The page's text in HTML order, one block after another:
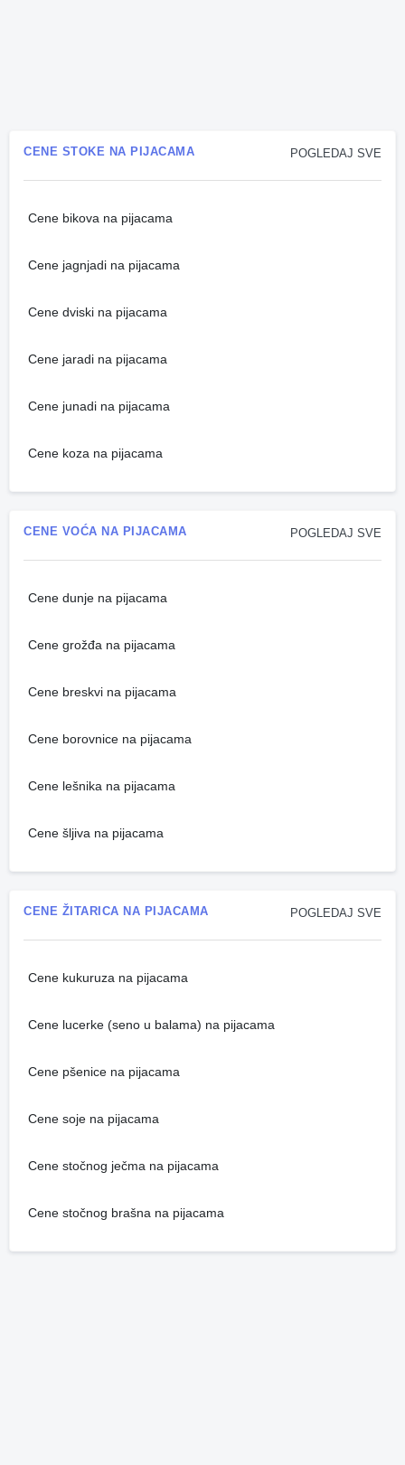
POGLEDAJ SVE
CENE STOKE NA PIJACAMA
Cene bikova na pijacama
Cene jagnjadi na pijacama
Cene dviski na pijacama
Cene jaradi na pijacama
Cene junadi na pijacama
Cene koza na pijacama
POGLEDAJ SVE
CENE VOĆA NA PIJACAMA
Cene dunje na pijacama
Cene grožđa na pijacama
Cene breskvi na pijacama
Cene borovnice na pijacama
Cene lešnika na pijacama
Cene šljiva na pijacama
POGLEDAJ SVE
CENE ŽITARICA NA PIJACAMA
Cene kukuruza na pijacama
Cene lucerke (seno u balama) na pijacama
Cene pšenice na pijacama
Cene soje na pijacama
Cene stočnog ječma na pijacama
Cene stočnog brašna na pijacama